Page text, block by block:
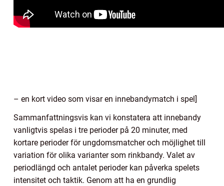
– en kort video som visar en innebandymatch i spel]
Sammanfattningsvis kan vi konstatera att innebandy
vanligtvis spelas i tre perioder på 20 minuter, med
kortare perioder för ungdomsmatcher och möjlighet till
variation för olika varianter som rinkbandy. Valet av
periodlängd och antalet perioder kan påverka spelets
intensitet och taktik. Genom att ha en grundlig